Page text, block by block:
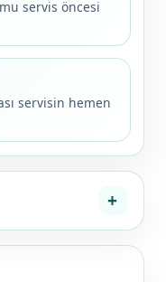
servis öncesi
servisin hemen